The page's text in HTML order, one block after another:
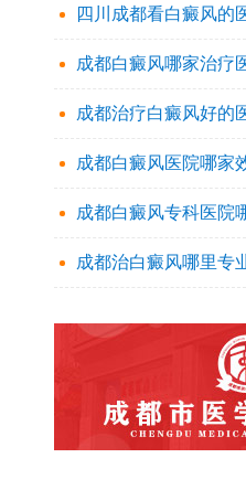
四川成都看白癜风的
成都白癜风哪家治疗
成都治疗白癜风好的
成都白癜风医院哪家
成都白癜风专科医院
成都治白癜风哪里专